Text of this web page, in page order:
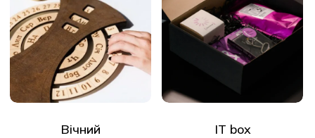
У кошику немає
товарів.
Вічний
IT box